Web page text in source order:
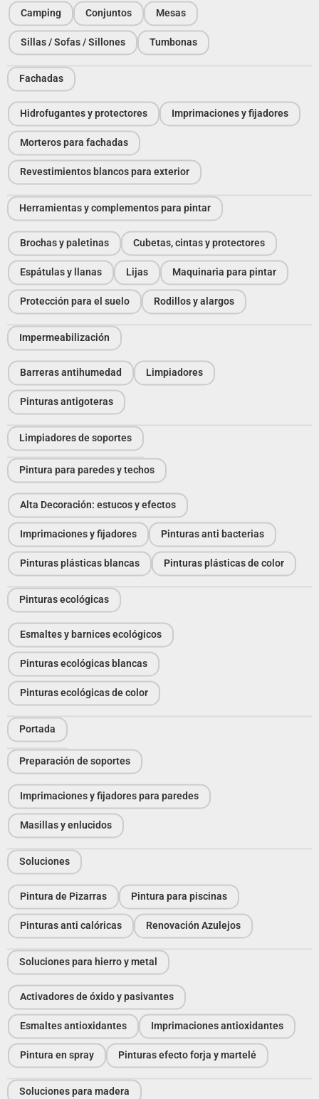
Camping Conjuntos Mesas
Sillas / Sofas / Sillones Tumbonas
Fachadas
Hidrofugantes y protectores Imprimaciones y fijadores
Morteros para fachadas
Revestimientos blancos para exterior
Herramientas y complementos para pintar
Brochas y paletinas Cubetas, cintas y protectores
Espátulas y llanas Lijas Maquinaria para pintar
Protección para el suelo Rodillos y alargos
Impermeabilización
Barreras antihumedad Limpiadores
Pinturas antigoteras
Limpiadores de soportes
Pintura para paredes y techos
Alta Decoración: estucos y efectos
Imprimaciones y fijadores Pinturas anti bacterias
Pinturas plásticas blancas Pinturas plásticas de color
Pinturas ecológicas
Esmaltes y barnices ecológicos
Pinturas ecológicas blancas
Pinturas ecológicas de color
Portada
Preparación de soportes
Imprimaciones y fijadores para paredes
Masillas y enlucidos
Soluciones
Pintura de Pizarras Pintura para piscinas
Pinturas anti calóricas Renovación Azulejos
Soluciones para hierro y metal
Activadores de óxido y pasivantes
Esmaltes antioxidantes Imprimaciones antioxidantes
Pintura en spray Pinturas efecto forja y martelé
Soluciones para madera